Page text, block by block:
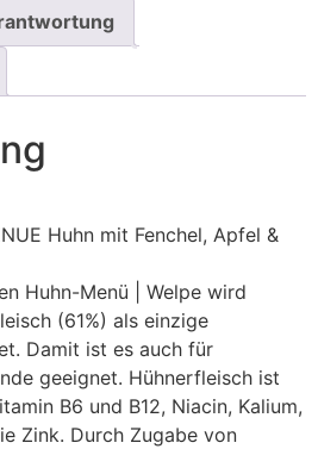
Huhn mit Fenchel, Apfel &
Huhn-Menü | Welpe wird
(61%) als einzige
Damit ist es auch für
geeignet. Hühnerfleisch ist
B6 und B12, Niacin, Kalium,
Zink. Durch Zugabe von